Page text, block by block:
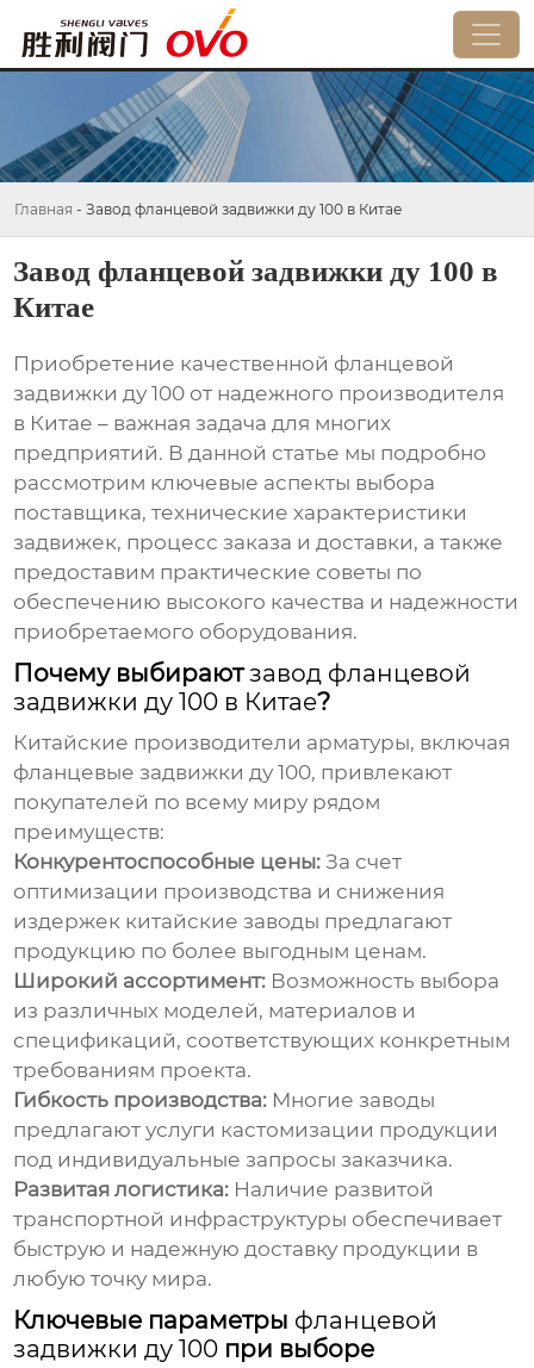
Главная - Завод фланцевой задвижки ду 100 в Китае
Завод фланцевой задвижки ду 100 в
Китае
Приобретение качественной фланцевой
задвижки ду 100 от надежного производителя
в Китае – важная задача для многих
предприятий. В данной статье мы подробно
рассмотрим ключевые аспекты выбора
поставщика, технические характеристики
задвижек, процесс заказа и доставки, а также
предоставим практические советы по
обеспечению высокого качества и надежности
приобретаемого оборудования.
Почему выбираютзавод фланцевой
задвижки ду 100 в Китае?
Китайские производители арматуры, включая
фланцевые задвижки ду 100, привлекают
покупателей по всему миру рядом
преимуществ:
Конкурентоспособные цены: За счет
оптимизации производства и снижения
издержек китайские заводы предлагают
продукцию по более выгодным ценам.
Широкий ассортимент: Возможность выбора
из различных моделей, материалов и
спецификаций, соответствующих конкретным
требованиям проекта.
Гибкость производства: Многие заводы
предлагают услуги кастомизации продукции
под индивидуальные запросы заказчика.
Развитая логистика: Наличие развитой
транспортной инфраструктуры обеспечивает
быструю и надежную доставку продукции в
любую точку мира.
Ключевые параметры фланцевой
задвижки ду 100 при выборе